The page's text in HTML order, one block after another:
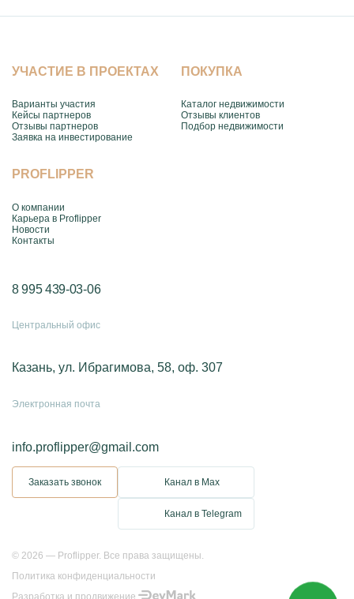
УЧАСТИЕ В ПРОЕКТАХ
Варианты участия
Кейсы партнеров
Отзывы партнеров
Заявка на инвестирование
ПОКУПКА
Каталог недвижимости
Отзывы клиентов
Подбор недвижимости
PROFLIPPER
О компании
Карьера в Proflipper
Новости
Контакты
8 995 439-03-06
Центральный офис
Казань, ул. Ибрагимова, 58, оф. 307
Электронная почта
info.proflipper@gmail.com
Заказать звонок Канал в Max
Канал в Telegram
© 2026 — Proflipper. Все права защищены.
Политика конфиденциальности
Разработка и продвижение